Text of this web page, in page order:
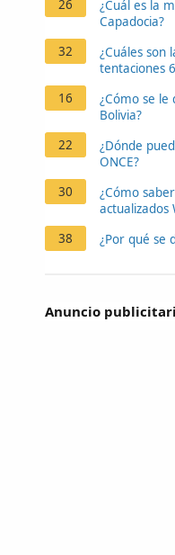
26
¿Cuál es la
Capadocia?
32
¿Cuáles son
tentaciones
16
¿Cómo se
Bolivia?
22
¿Dónde
ONCE?
30
¿Cómo
actualizados
38
¿Por qué se
Anuncio